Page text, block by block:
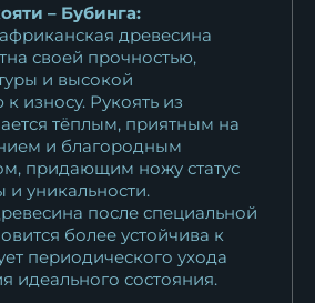
– Бубинга:
древесина
своей прочностью,
и высокой
износу. Рукоять из
тёплым, приятным на
и благородным
придающим ножу статус
и уникальности.
после специальной
более устойчива к
периодического ухода
идеального состояния.